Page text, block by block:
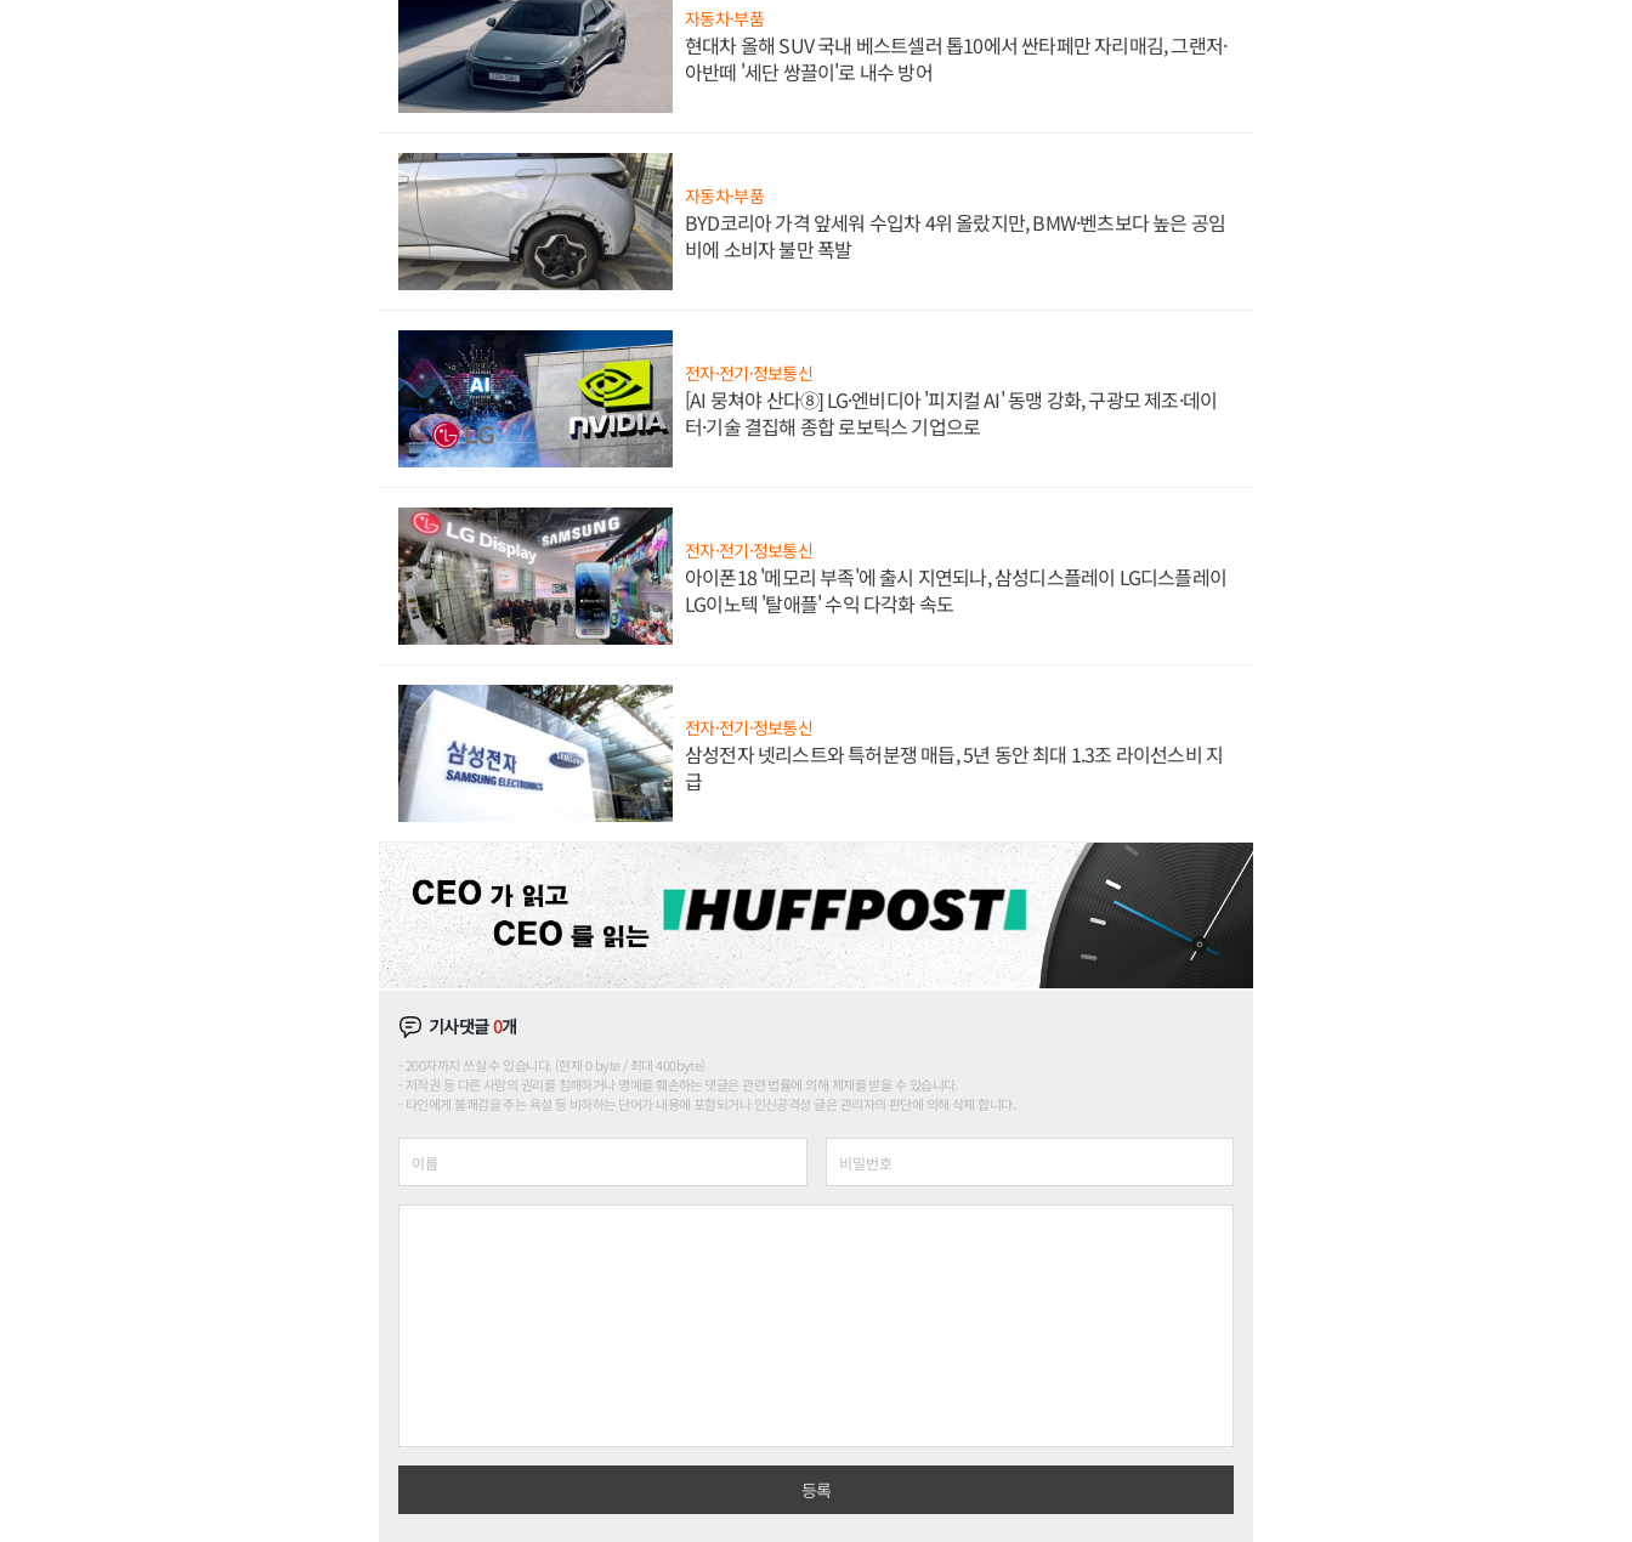
자동차·부품
현대차 올해 SUV 국내 베스트셀러 톱10에서 싼타페만 자리매김, 그랜저·
아반떼 '세단 쌍끌이'로 내수 방어
자동차·부품
BYD코리아 가격 앞세워 수입차 4위 올랐지만, BMW·벤츠보다 높은 공임
비에 소비자 불만 폭발
전자·전기·정보통신
[AI 뭉쳐야 산다⑧] LG·엔비디아 '피지컬 AI' 동맹 강화, 구광모 제조·데이
터·기술 결집해 종합 로보틱스 기업으로
전자·전기·정보통신
아이폰18 '메모리 부족'에 출시 지연되나, 삼성디스플레이 LG디스플레이
LG이노텍 '탈애플' 수익 다각화 속도
전자·전기·정보통신
삼성전자 넷리스트와 특허분쟁 매듭, 5년 동안 최대 1.3조 라이선스비 지
급
기사댓글0개
200자까지 쓰실 수 있습니다. (현재 0 byte / 최대 400byte)
저작권 등 다른 사람의 권리를 침해하거나 명예를 훼손하는 댓글은 관련 법률에 의해 제재를 받을 수 있습니다.
타인에게 불쾌감을 주는 욕설 등 비하하는 단어가 내용에 포함되거나 인신공격성 글은 관리자의 판단에 의해 삭제 합니다.